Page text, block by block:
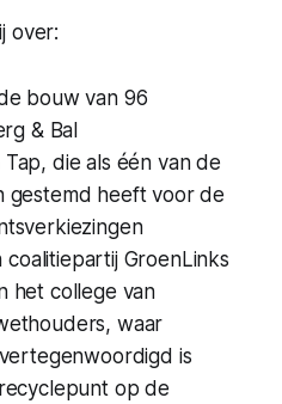
over:
bouw van 96
& Bal
die als één van de
gestemd heeft voor de
GroenLinks
het college van
waar
is
op de